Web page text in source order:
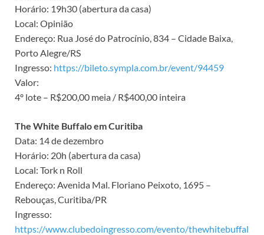
Horário: 19h30 (abertura da casa)
Local: Opinião
Endereço: Rua José do Patrocínio, 834 – Cidade Baixa,
Porto Alegre/RS
Ingresso: https://bileto.sympla.com.br/event/94459
Valor:
4º lote – R$200,00 meia / R$400,00 inteira
The White Buffalo em Curitiba
Data: 14 de dezembro
Horário: 20h (abertura da casa)
Local: Tork n Roll
Endereço: Avenida Mal. Floriano Peixoto, 1695 –
Rebouças, Curitiba/PR
Ingresso:
https://www.clubedoingresso.com/evento/thewhitebuffal